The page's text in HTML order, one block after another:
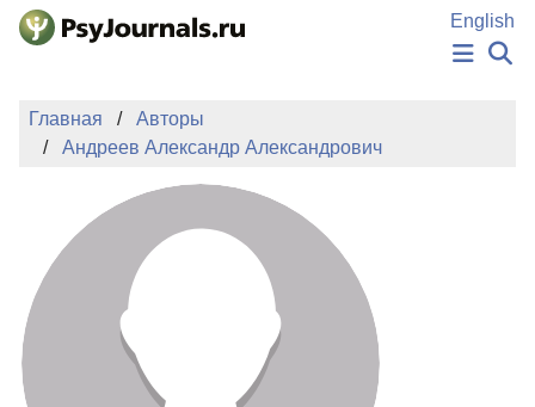
Перейти к основному содержанию
English
ИЗДАНИЯ
АВТОРЫ
ПОДАТЬ РУКОПИСЬ
БАЗА ЗНАНИЙ
КЛЮЧЕВЫЕ СЛОВА
Регистрация
Главная
Авторы
Андреев Александр Александрович